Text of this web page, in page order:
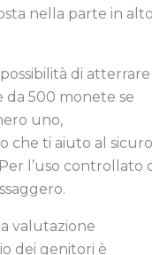
nella parte in
di
da 500 monete se
uno,
che ti aiuto al sicuro
l’uso controllato
valutazione
dei genitori è